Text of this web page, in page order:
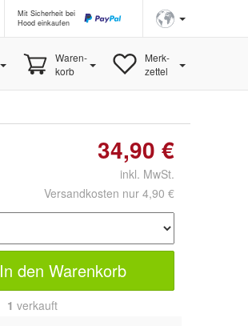
Mit Sicherheit bei
Hood einkaufen
Waren-
korb
Merk-
zettel
34,90 €
inkl. MwSt.
Versandkosten nur 4,90 €
In den Warenkorb
1 verkauft